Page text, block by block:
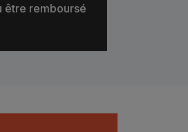
être remboursé